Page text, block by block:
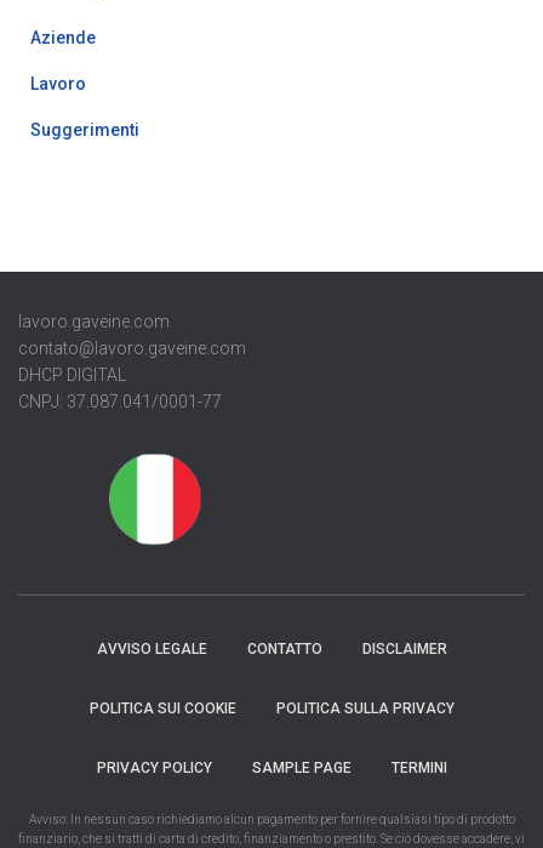
Aziende
Lavoro
Suggerimenti
lavoro.gaveine.com
contato@lavoro.gaveine.com
DHCP DIGITAL
CNPJ: 37.087.041/0001-77
AVVISO LEGALE CONTATTO DISCLAIMER
POLITICA SUI COOKIE POLITICA SULLA PRIVACY
PRIVACY POLICY SAMPLE PAGE TERMINI
Avviso: In nessun caso richiediamo alcun pagamento per fornire qualsiasi tipo di prodotto
finanziario, che si tratti di carta di credito, finanziamento o prestito. Se ciò dovesse accadere, vi